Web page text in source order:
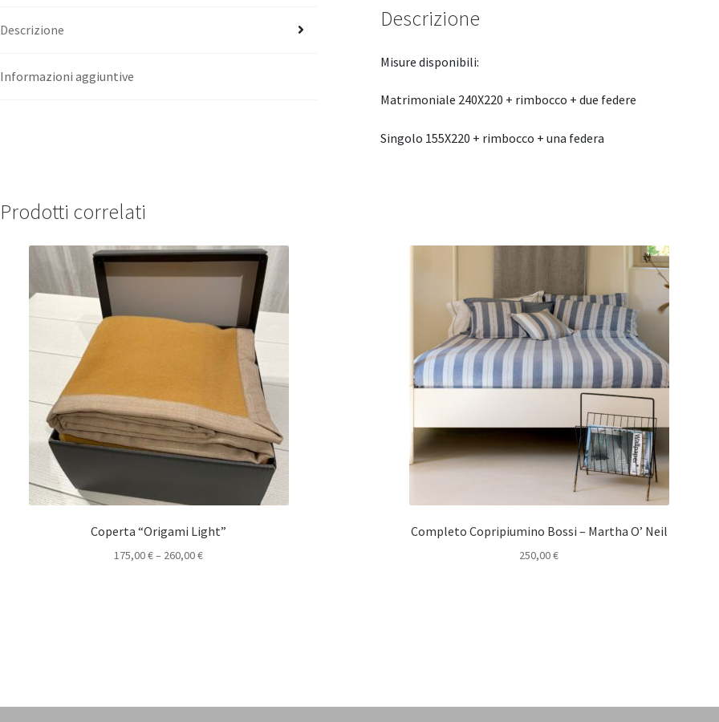
Descrizione
Informazioni aggiuntive
Descrizione
Misure disponibili:
Matrimoniale 240X220 + rimbocco + due federe
Singolo 155X220 + rimbocco + una federa
Prodotti correlati
Coperta “Origami Light”
175,00€– 260,00€
Completo Copripiumino Bossi – Martha O’ Neil
250,00€